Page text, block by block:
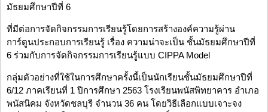
มัธยมศึกษาปีที่ 6
ที่มีต่อการจัดกิจกรรมการเรียนรู้โดยการสร้างองค์ความรู้ผ่าน
การ์ตูนประกอบการเรียนรู้ เรื่อง ความน่าจะเป็น ชั้นมัธยมศึกษาปีที่
6 ร่วมกับการจัดกิจกรรมการเรียนรู้แบบ CIPPA Model
กลุ่มตัวอย่างที่ใช้ในการศึกษาครั้งนี้เป็นนักเรียนชั้นมัธยมศึกษาปีที่
6/12 ภาคเรียนที่ 1 ปีการศึกษา 2563 โรงเรียนพนัสพิทยาคาร อำเภอ
พนัสนิคม จังหวัดชลบุรี จำนวน 36 คน โดยวิธีเลือกแบบเจาะจง